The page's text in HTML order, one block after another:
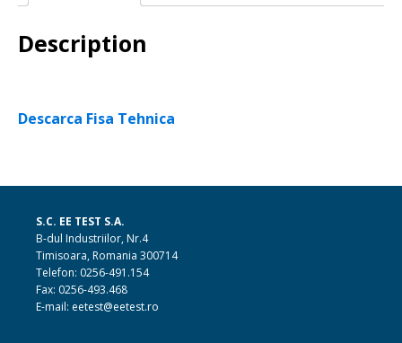
Description
Descarca Fisa Tehnica
S.C. EE TEST S.A.
B-dul Industriilor, Nr.4
Timisoara, Romania 300714
Telefon: 0256-491.154
Fax: 0256-493.468
E-mail: eetest@eetest.ro